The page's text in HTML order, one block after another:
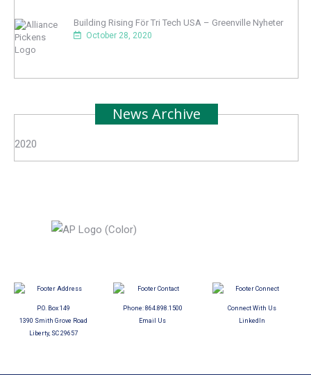
Building Rising För Tri Tech USA – Greenville Nyheter
October 28, 2020
News Archive
2020
P.O. Box 149
1390 Smith Grove Road
Liberty, SC 29657
Phone: 864.898.1500
Email Us
Connect With Us
LinkedIn